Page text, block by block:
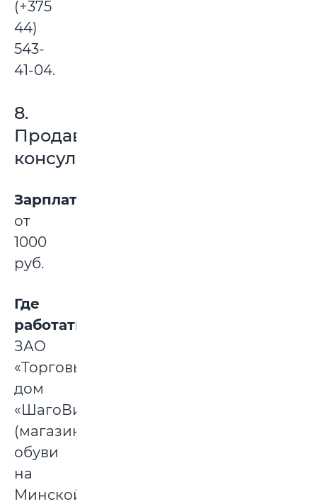
(+375
44)
543-
41-04.
8.
Продавец-
консультант
Зарплата:
от
1000
руб.
Где
работать:
ЗАО
«Торговый
дом
«ШагоВита»
(магазин
обуви
на
Минской